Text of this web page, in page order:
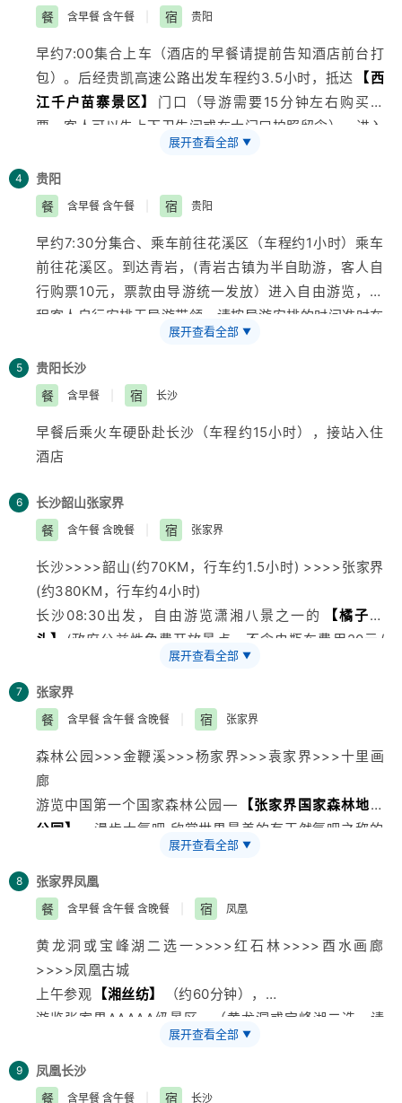
【冒水潭】、【水上石林】、
桥】
等著名景观；在此游览美轮美奂的
布】，堪称景区最优美瀑布。
11:00-13:00前往景区餐厅用中餐。酒店配备有大型的贵
州名优土特产大型超市，客人可自行选购贵州土特产。
13:00-16:00餐后乘环保车前往 【黄果树大瀑布】
，给您
欣赏这个
的府邸【水帘洞】 ，去找找黄果树名称的由来
角度留影。之后游览瀑布群最宽的
【陡坡塘瀑布】
，这
里也是唐僧师徒四人取经的必经之地。
16:00—18:00乘车返回贵阳，18:30左右抵达贵阳入住酒
洞”.从多个不同方位全面观赏每个角度瀑布的神奇与壮。
2.一定要在瀑布脚下稍作停留.给自己几个深呼吸.此地每
立方米空气中含有2.8。个负氧离子.可清肺提神。
餐
含早餐 含午餐 宿 贵阳
早约7:00集合上车（酒店的早餐请提前告知酒店前台打
包）。后经贵凯高速公路出发车程约3.5小时，抵达
【西
江千户苗寨景区】
门口（导游需要15分钟左右购买门
票，客人可以先上下卫生间或在大门口拍照留念）。进入
景区后直奔表演场观看西江景区安排的当地表演（因表演
为免费，如遇下雨或国丧政府行为等则会取消表演）。
12:30左右请在导游指定地点集合，品苗家的特色风味餐
【长桌饭】
，感受西江苗家的饮食文化（用餐是大長桌
每人一个位置，请贵宾的包包行李看管好的同时，不要占
其他人的位置）。用餐后参观民族博物馆（博物馆一楼、
二楼自由参观，无讲解）该馆反映了西江境内的苗族同胞
豪迈悲壮的迁徙历程，展现了2000多年来西江苗族人民
文化、婚姻习俗以及节庆、服饰、饮食、民族工艺、生产
活动等壮丽的图片。后上观景台
多乘坐10人，若无导游跟随的车辆请游客注意安全，先
行到达后先行观看西江全景），后自由活动。
【犇牛苗寨】
（游览50分钟）。
16:30返回贵阳。约19:40左右返回贵阳入住酒店
西江攻略：1. 贵州处于山区地带，天气多变，请自行带好
外套、雨伞等；
2.西江赏歌舞时.可积极参与到活动当中去享受淳朴的苗
3.苗家特色饮食—长桌宴，品尝苗家牛角酒，让你的味蕾
得到彻底满足。
展开查看全部 ▼
4
贵阳
餐
含早餐 含午餐 宿 贵阳
早约7:30分集合、乘车前往花溪区（车程约1小时）乘车
前往花溪区。到达青岩，(青岩古镇为半自助游，客人自
行购票10元，票款由导游统一发放）进入自由游览，全
程客人自行安排无导游带领，请按导游安排的时间准时在
统一集合地点集合上车。可品尝当地风味小吃:状元蹄，
玫瑰糖，糕粑稀饭、青岩小豆腐等，青岩古镇内有各种
州特产及手工艺品，可自行参观及购买）。
后游览贵州保存最完整的明清古镇，建于明洪武十一年
（公元1378年）的【青岩古镇】 ，他以密集的古建筑
群、保存完好的古民居和浓厚的历史文化氛围而享誉海内
后赴花溪湿地公园(车程约30分钟)，后乘电瓶车(费用已
含)游览云贵高原明珠—
【花溪湿地公园风景区】
“十里河滩明如镜、几步花圃几农田”的美丽风光,竹树繁
茂、四季花香。
展开查看全部 ▼
5 贵阳长沙
餐
含早餐 宿 长沙
早餐后乘火车硬卧赴长沙（车程约15小时），接站入住
酒店
6 长沙韶山张家界
餐
含午餐 含晚餐 宿 张家界
长沙>>>>韶山(约70KM，行车约1.5小时) >>>>张家界
(约380KM，行车约4小时)
长沙08:30出发，自由游览潇湘八景之一的
【橘子洲
头】
(政府公益性免费开放景点，不含电瓶车费用20元/
人、游览不少于60分钟)，橘子洲有“长岛”之称，位于湘
江之中，四面环水，可感怀毛泽东会当击水三千里的豪
情。
后乘车赴红太阳升起的地方—韶山。参观
广场】、【毛泽东同志故居】(游览20分钟)：1893年12
月26日，毛泽东同志诞生于此，并在这里度过了他的幼
年时代。【韶乐宫】(游览约30分钟）。
下午乘车赴张家界，途经三湘四水，鱼米之乡，身临“湖
提示：散拼团有一定的特殊性，由于客人来的交通不一
样，如遇航班、火车晚点，短时间的等待属于正常情况，
用，客人自行承担。请客人积极与导游保持联系，务必保
持手机通畅，开心
展开查看全部 ▼
7
张家界
餐
含早餐 含午餐 含晚餐 宿 张家界
森林公园>>>金鞭溪>>>杨家界>>>袁家界>>>十里画
廊
游览中国第一个国家森林公园—
【张家界国家森林地质
公园】
，漫步大氧吧,欣赏世界最美的有天然氧吧之称的
杉林幽静，穿行在峰峦幽谷云间，溪水明
净，人沿清溪行，胜似画中游；乘坐环保车，步行十分钟
抵达杨家界索道下站（76元/人上行索道未含）走进张家
界北纬30°地理新发现
【杨家界】
秀，峰林之奇。
9:20乘坐环保车前往
达》外景拍摄地——哈利路亚山，探寻影视阿凡达中群山
漂浮、星罗棋布的玄幻莫测世界；参观云雾飘绕、峰峦叠
同的角度远眺张家界最大的凌空观景台—黄石寨。
11:00乘（百龙天梯72元/人未含）下山游览
展开查看全部 ▼
8 张家界凤凰
餐
含早餐 含午餐 含晚餐 宿 凤凰
黄龙洞或宝峰湖二选一>>>>红石林>>>>酉水画廊
>>>>凤凰古城
上午参观
【湘丝纺】
（约60分钟），
游览张家界AAAAA级景区。（黄龙洞或宝峰湖二选一请
提前预约，选择游览黄龙洞3小时、选择游览宝峰湖2.5
小时自由活动等待游览黄龙洞客人集合赴凤凰）。
参观土家民族精粹和传统手工艺术展览中心—
展开查看全部 ▼
9 凤凰长沙
餐
含早餐 含午餐 宿 长沙